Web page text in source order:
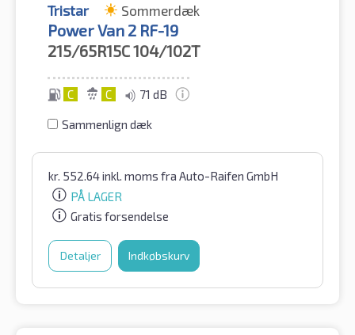
Tristar Sommerdæk
Power Van 2 RF-19
215/65R15C104/102T
C C 71 dB
Sammenlign dæk
kr. 552.64inkl. moms fra Auto-Raifen GmbH
PÅ LAGER
Gratis forsendelse
Detaljer Indkøbskurv